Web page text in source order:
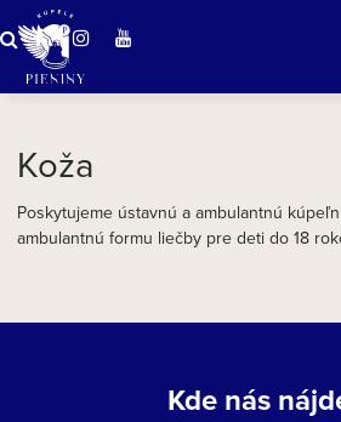
Koža
Poskytujeme ústavnú a ambulantnú
ambulantnú formu liečby pre deti do 18
Kde nás